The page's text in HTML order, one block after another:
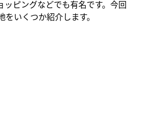
ッピングなどでも有名です。今回
いくつか紹介します。